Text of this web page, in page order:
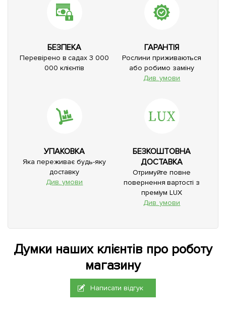
БЕЗПЕКА
Перевірено в садах 3 000
000 клієнтів
ГАРАНТІЯ
Рослини приживаються
або робимо заміну
Див. умови
УПАКОВКА
Яка переживає будь-яку
доставку
Див. умови
БЕЗКОШТОВНА
ДОСТАВКА
Отримуйте повне
повернення вартості з
преміум LUX
Див. умови
Думки наших клієнтів про роботу
магазину
Написати відгук